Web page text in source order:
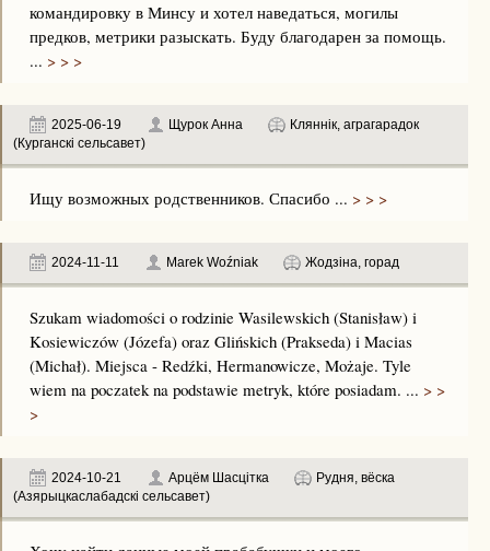
командировку в Минсу и хотел наведаться, могилы
предков, метрики разыскать. Буду благодарен за помощь.
... > > >
2025-06-19 Щурок Анна
Кляннік, аграгарадок
(Курганскі сельсавет)
Ищу возможных родственников. Спасибо ... > > >
2024-11-11 Marek Woźniak Жодзіна, горад
Szukam wiadomości o rodzinie Wasilewskich (Stanisław) i
Kosiewiczów (Józefa) oraz Glińskich (Prakseda) i Macias
(Michał). Miejsca - Redźki, Hermanowicze, Możaje. Tyle
wiem na poczatek na podstawie metryk, które posiadam. ... > >
>
2024-10-21 Арцём Шасцiтка
Рудня, вёска
(Азярыцкаслабадскі сельсавет)